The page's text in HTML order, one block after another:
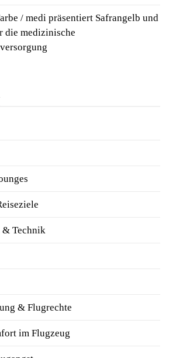
/ medi präsentiert Safrangelb und
die medizinische
& Technik
& Flugrechte
im Flugzeug